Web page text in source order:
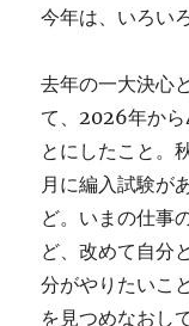
今年は、いろい
去年の一大決心
て、2026年から
とにしたこと。
月に編入試験が
ど。いまの仕事
ど、改めて自分
分がやりたいこ
を見つめなおし